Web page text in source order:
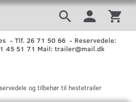
- Tlf. 26 71 50 66 - Reservedele:
45 51 71 Mail: trailer@mail.dk
og tilbehør til hestetrailer